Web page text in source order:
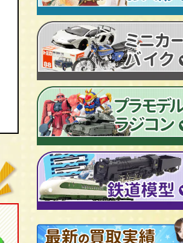
マルサン/MARUSAN
ブルマァク/BULLMARK
ポピー/POPY
旧タカラ/TAKARA
旧バンダイ/BANDAI
タカトクトイス/T.T
中嶋製作所
ヨネザワ/米澤玩具
P.O.P
RAH
CCP キン肉マン
超像可動
聖闘士聖衣神話
Figuarts/フィギュアーツ
ワールドコレクタブル
プレイモービル
マクロス
メタルヒーローシリーズ
スーパー戦隊
超合金魂
ROBOT魂
RAH
マスターピース
M1号
S.H.モンスターアーツ
ULTRA-ACT
SDX
ロボコップ
バットマン
グレムリン
バイオハザード
ディズニー
リビングデッドドールズ/LDD
ホットトイズ/HOT TOYS
サイドショウ/SIDE SHOW
パリセイズ/PALISADES
メズコ/MEZCO
プレイアーツ/PLAY ARTS
RAH
魔法少女まどか☆マギカ
フェイト/Fate
武装神姫
魔法少女リリカルなのは
艦隊これくしょん -艦これ-
けいおん！
すーぱーそに子
一騎当千
東方Project
涼宮ハルヒの憂鬱
化物語・偽物語
百花繚乱
ブライス/Blythe
スーパードルフィー/ドルフィードリーム
アゾンドール/AZONE
モモコ/momoko
ハイブリッドアクティブ/HAF
えっくす☆きゅーと
ピュアニーモ
リカちゃん
バービー
シルバニアファミリー
トミカ/TOMICA
エブロ/EBBRO
ミニチャンプス
hpiレーシング
ノレブ/NOREV
ダイヤペット/Diapet
ガンダム/GUNDAM
アーマード・コア